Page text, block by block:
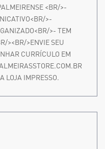
<BR/>-
>-
>- TEM
><BR/>ENVIE SEU
CURRÍCULO EM
LOJA IMPRESSO.